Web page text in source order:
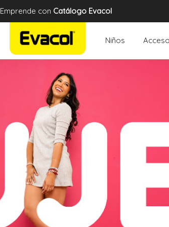
Emprende con Catálogo Evacol
Niños